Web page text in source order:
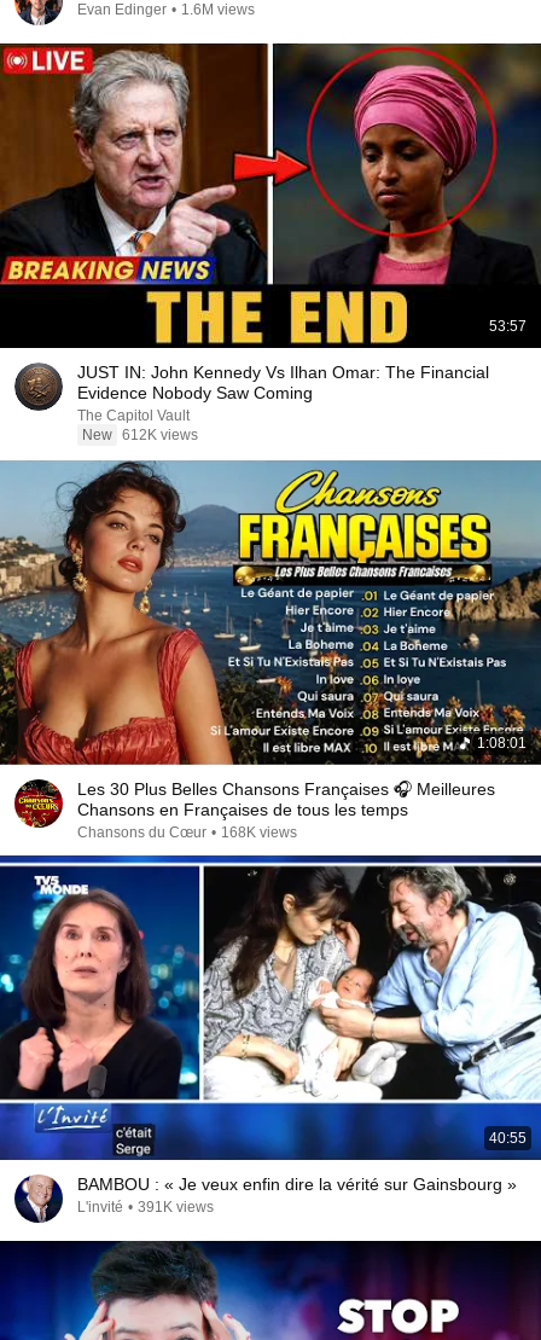
Evan Edinger • 1.6M views
53:57
JUST IN: John Kennedy Vs Ilhan Omar: The Financial
Evidence Nobody Saw Coming
The Capitol Vault
New 612K views
1:08:01
Les 30 Plus Belles Chansons Françaises 🎧 Meilleures
Chansons en Françaises de tous les temps
Chansons du Cœur • 168K views
40:55
BAMBOU : « Je veux enfin dire la vérité sur Gainsbourg »
L'invité • 391K views